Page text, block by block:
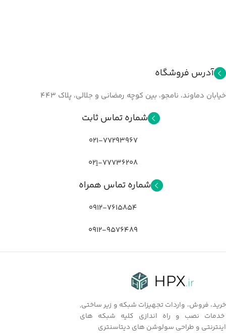
آدرس فروشگاه
خیابان دماوند، نامجو، بین کوچه رمضانی و جلالي، پلاک ۴۴۳
شماره تماس ثابت
021-77293967
021-77736208
شماره تماس همراه
0912-7615854
0912-9576489
خرید، فروش، واردات تجهیزات شبکه و زیر ساختی,
خدمات نصب و راه اندازی کلیه شبکه های
اینترنتی و طراحی سولوشن های دیتاسنتری